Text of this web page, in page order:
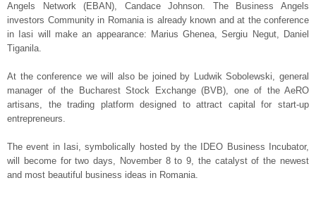
Angels Network (EBAN), Candace Johnson. The Business Angels
investors Community in Romania is already known and at the conference
in Iasi will make an appearance: Marius Ghenea, Sergiu Negut, Daniel
Tiganila.
At the conference we will also be joined by Ludwik Sobolewski, general
manager of the Bucharest Stock Exchange (BVB), one of the AeRO
artisans, the trading platform designed to attract capital for start-up
entrepreneurs.
The event in Iasi, symbolically hosted by the IDEO Business Incubator,
will become for two days, November 8 to 9, the catalyst of the newest
and most beautiful business ideas in Romania.